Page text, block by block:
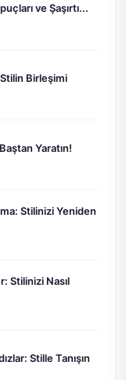
ve Şaşırtı...
Birleşimi
Baştan Yaratın!
Stilinizi Yeniden
Stilinizi Nasıl
Stille Tanışın